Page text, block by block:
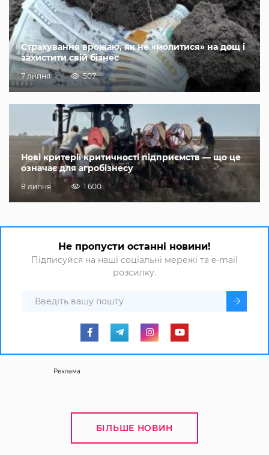
Страхування врожаю, як не «молитися» на дощ і
захистити свій бізнес
7 липня 507
Нові критерії критичності підприємств — що це
означає для агробізнесу
8 липня 1 600
Не пропусти останні новини!
Підписуйся на наші соціальні мережі та e-mail
розсилку.
Реклама
БІЛЬШЕ НОВИН